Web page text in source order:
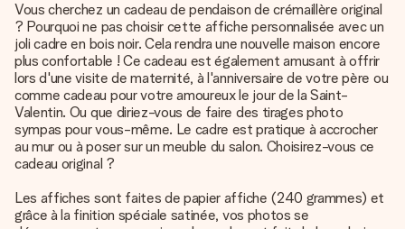
Vous cherchez un cadeau de pendaison de crémaillère original
? Pourquoi ne pas choisir cette affiche personnalisée avec un
joli cadre en bois noir. Cela rendra une nouvelle maison encore
plus confortable ! Ce cadeau est également amusant à offrir
lors d'une visite de maternité, à l'anniversaire de votre père ou
comme cadeau pour votre amoureux le jour de la Saint-
Valentin. Ou que diriez-vous de faire des tirages photo
sympas pour vous-même. Le cadre est pratique à accrocher
au mur ou à poser sur un meuble du salon. Choisirez-vous ce
cadeau original ?
Les affiches sont faites de papier affiche (240 grammes) et
grâce à la finition spéciale satinée, vos photos se